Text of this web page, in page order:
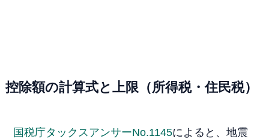
控除額の計算式と上限（所得税・住民税）
国税庁タックスアンサーNo.1145によると、地震